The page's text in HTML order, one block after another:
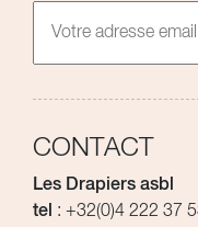
CONTACT
Les Drapiers asbl
tel : +32(0)4 222 37